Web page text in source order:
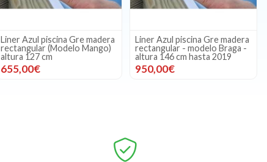
Liner Azul piscina Gre madera
rectangular (Modelo Mango)
altura 127 cm
655,00€
Liner Azul piscina Gre madera
rectangular - modelo Braga -
altura 146 cm hasta 2019
950,00€